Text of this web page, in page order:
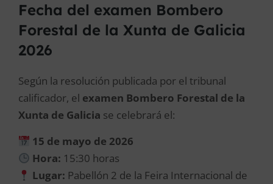
Fecha del examen Bombero
Forestal de la Xunta de Galicia
2026
Según la resolución publicada por el tribunal
calificador, el examen Bombero Forestal de la
Xunta de Galicia se celebrará el:
15 de mayo de 2026
Hora: 15:30 horas
Lugar: Pabellón 2 de la Feira Internacional de